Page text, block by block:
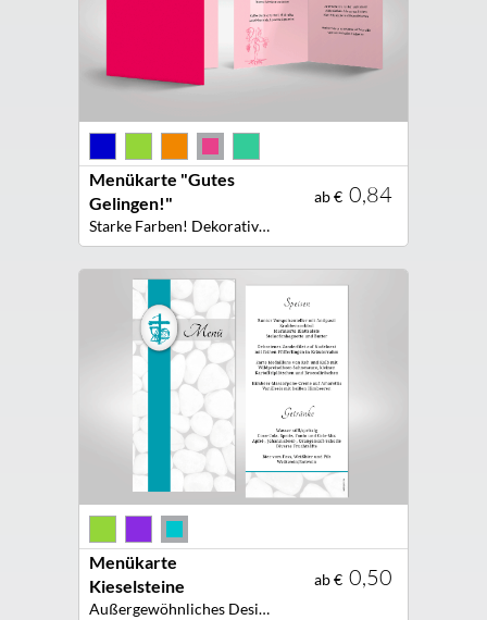
ab € 0,84
Menükarte "Gutes
Gelingen!"
Starke Farben! Dekorative Menükarte für Ihre Festtafel!
ab € 0,50
Menükarte
Kieselsteine
Außergewöhnliches Design! Kreative Menükarte für Ihre Festtafel!